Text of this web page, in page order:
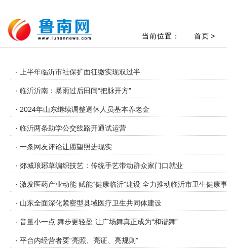
当前位置： 首页 >
· 上半年临沂市社保扩面征缴实现双过半
· 临沂沂南：暴雨过后田间“把脉开方”
· 2024年山东继续调整退休人员基本养老金
· 临沂两条助学公交线路开通试运营
· 一条网友评论让愿望照进现实
· 郯城琅琊草编织技艺：传统手艺带动群众家门口就业
· 激发医药产业动能 赋能“健康临沂”建设 全力推动临沂市卫生健康
· 山东全面深化紧密型县域医疗卫生共同体建设
· 音量小一点 舞步更轻盈 让广场舞真正成为“和谐舞”
· 平台内经营者要“亮照、亮证、亮规则”